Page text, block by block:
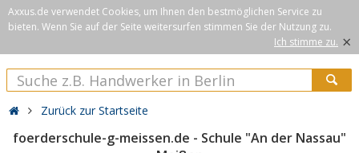
Axxus.de verwendet Cookies, um Ihnen den bestmöglichen Service zu
bieten. Wenn Sie auf der Seite weitersurfen stimmen Sie der Nutzung zu.
Ich stimme zu. ×
Zurück zur Startseite
foerderschule-g-meissen.de - Schule "An der Nassau"